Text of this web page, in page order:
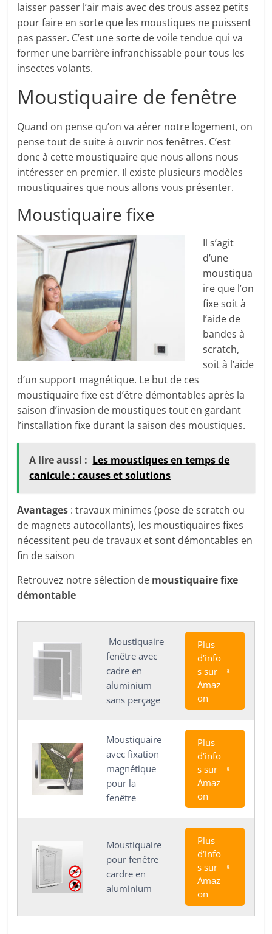
laisser passer l’air mais avec des trous assez petits
pour faire en sorte que les moustiques ne puissent
pas passer. C’est une sorte de voile tendue qui va
former une barrière infranchissable pour tous les
insectes volants.
Moustiquaire de fenêtre
Quand on pense qu’on va aérer notre logement, on
pense tout de suite à ouvrir nos fenêtres. C’est
donc à cette moustiquaire que nous allons nous
intéresser en premier. Il existe plusieurs modèles
moustiquaires que nous allons vous présenter.
Moustiquaire fixe
Il s’agit
d’une
moustiqua
ire que l’on
fixe soit à
l’aide de
bandes à
scratch,
soit à l’aide
d’un support magnétique. Le but de ces
moustiquaire fixe est d’être démontables après la
saison d’invasion de moustiques tout en gardant
l’installation fixe durant la saison des moustiques.
A lire aussi : Les moustiques en temps de
canicule : causes et solutions
Avantages : travaux minimes (pose de scratch ou
de magnets autocollants), les moustiquaires fixes
nécessitent peu de travaux et sont démontables en
fin de saison
Retrouvez notre sélection de moustiquaire fixe
démontable
Moustiquaire
fenêtre avec
cadre en
aluminium
sans perçage
Plus
d'info
s sur
Amaz
on
Moustiquaire
avec fixation
magnétique
pour la
fenêtre
Plus
d'info
s sur
Amaz
on
Moustiquaire
pour fenêtre
cardre en
aluminium
Plus
d'info
s sur
Amaz
on